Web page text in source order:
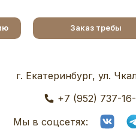
Заказ требы
г. Екатеринбург, ул.
+7 (952) 737-
Мы в соцсетях: